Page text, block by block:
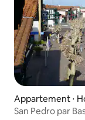
Appartement ⋅
San Pedro par